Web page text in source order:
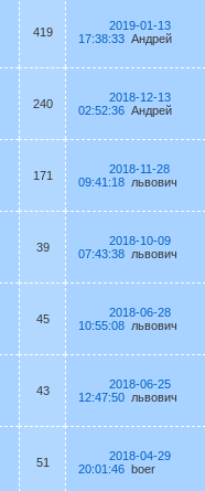
419
2019-01-13
17:38:33 Андрей
240
2018-12-13
02:52:36 Андрей
171
2018-11-28
09:41:18 львович
39
2018-10-09
07:43:38 львович
45
2018-06-28
10:55:08 львович
43
2018-06-25
12:47:50 львович
51
2018-04-29
20:01:46 boer